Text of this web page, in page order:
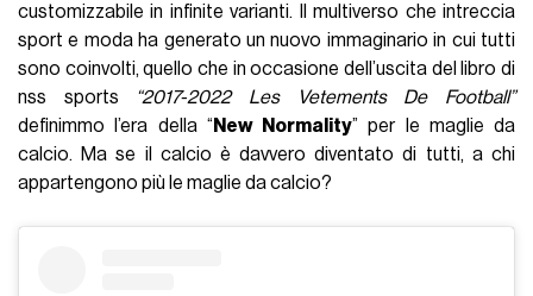
customizzabile in infinite varianti. Il multiverso che intreccia
sport e moda ha generato un nuovo immaginario in cui tutti
sono coinvolti, quello che in occasione dell’uscita del libro di
nss sports
“2017-2022 Les Vetements De Football”
definimmo l’era della “ New Normality” per le maglie da
calcio. Ma se il calcio è davvero diventato di tutti, a chi
appartengono più le maglie da calcio?